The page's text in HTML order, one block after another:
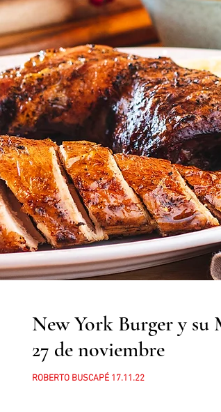
New York Burger y su
27 de noviembre
ROBERTO BUSCAPÉ 17.11.22